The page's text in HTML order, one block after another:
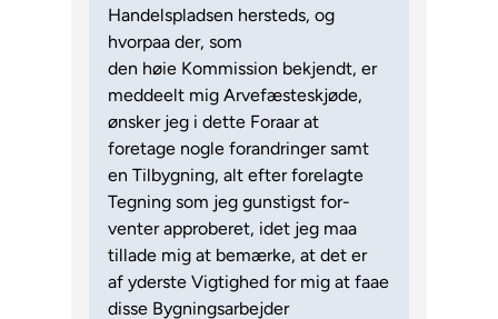
Handelspladsen hersteds, og
hvorpaa der, som
den høie Kommission bekjendt, er
meddeelt mig Arvefæsteskjøde,
ønsker jeg i dette Foraar at
foretage nogle forandringer samt
en Tilbygning, alt efter forelagte
Tegning som jeg gunstigst for-
venter approberet, idet jeg maa
tillade mig at bemærke, at det er
af yderste Vigtighed for mig at faae
disse Bygningsarbejder